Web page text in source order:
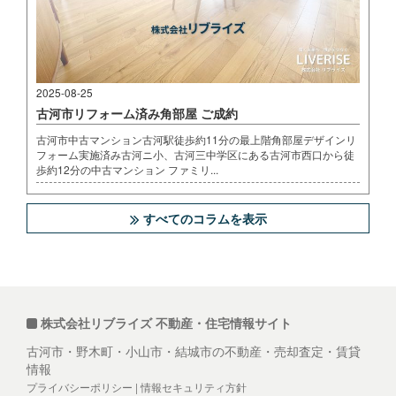
2025-08-25
古河市リフォーム済み角部屋 ご成約
古河市中古マンション古河駅徒歩約11分の最上階角部屋デザインリ
フォーム実施済み古河ニ小、古河三中学区にある古河市西口から徒
歩約12分の中古マンション ファミリ...
すべてのコラムを表示
株式会社リブライズ 不動産・住宅情報サイト
古河市・野木町・小山市・結城市の不動産・売却査定・賃貸
情報
プライバシーポリシー | 情報セキュリティ方針